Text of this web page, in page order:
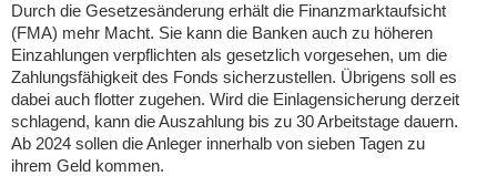
Durch die Gesetzesänderung erhält die Finanzmarktaufsicht
(FMA) mehr Macht. Sie kann die Banken auch zu höheren
Einzahlungen verpflichten als gesetzlich vorgesehen, um die
Zahlungsfähigkeit des Fonds sicherzustellen. Übrigens soll es
dabei auch flotter zugehen. Wird die Einlagensicherung derzeit
schlagend, kann die Auszahlung bis zu 30 Arbeitstage dauern.
Ab 2024 sollen die Anleger innerhalb von sieben Tagen zu
ihrem Geld kommen.